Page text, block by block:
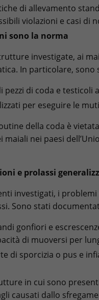
di allevamento
violazioni e casi di
sono la norma
investigate, ai
In particolare,
pezzi di coda e
per eseguire le
della coda è
nei paesi
e prolassi
investigati, i
Sono stati
gonfiori e
di muoversi per
di sporcizia o pus e
in cui sono
causati dallo